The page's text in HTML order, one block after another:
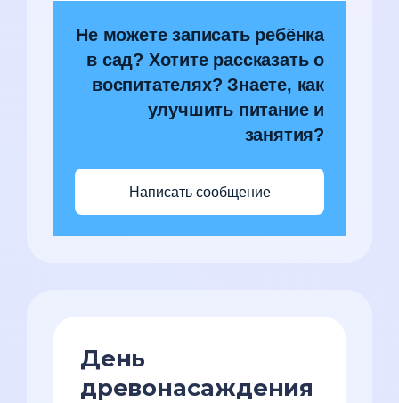
Не можете записать ребёнка
в сад? Хотите рассказать о
воспитателях? Знаете, как
улучшить питание и
занятия?
Написать сообщение
День
древонасаждения